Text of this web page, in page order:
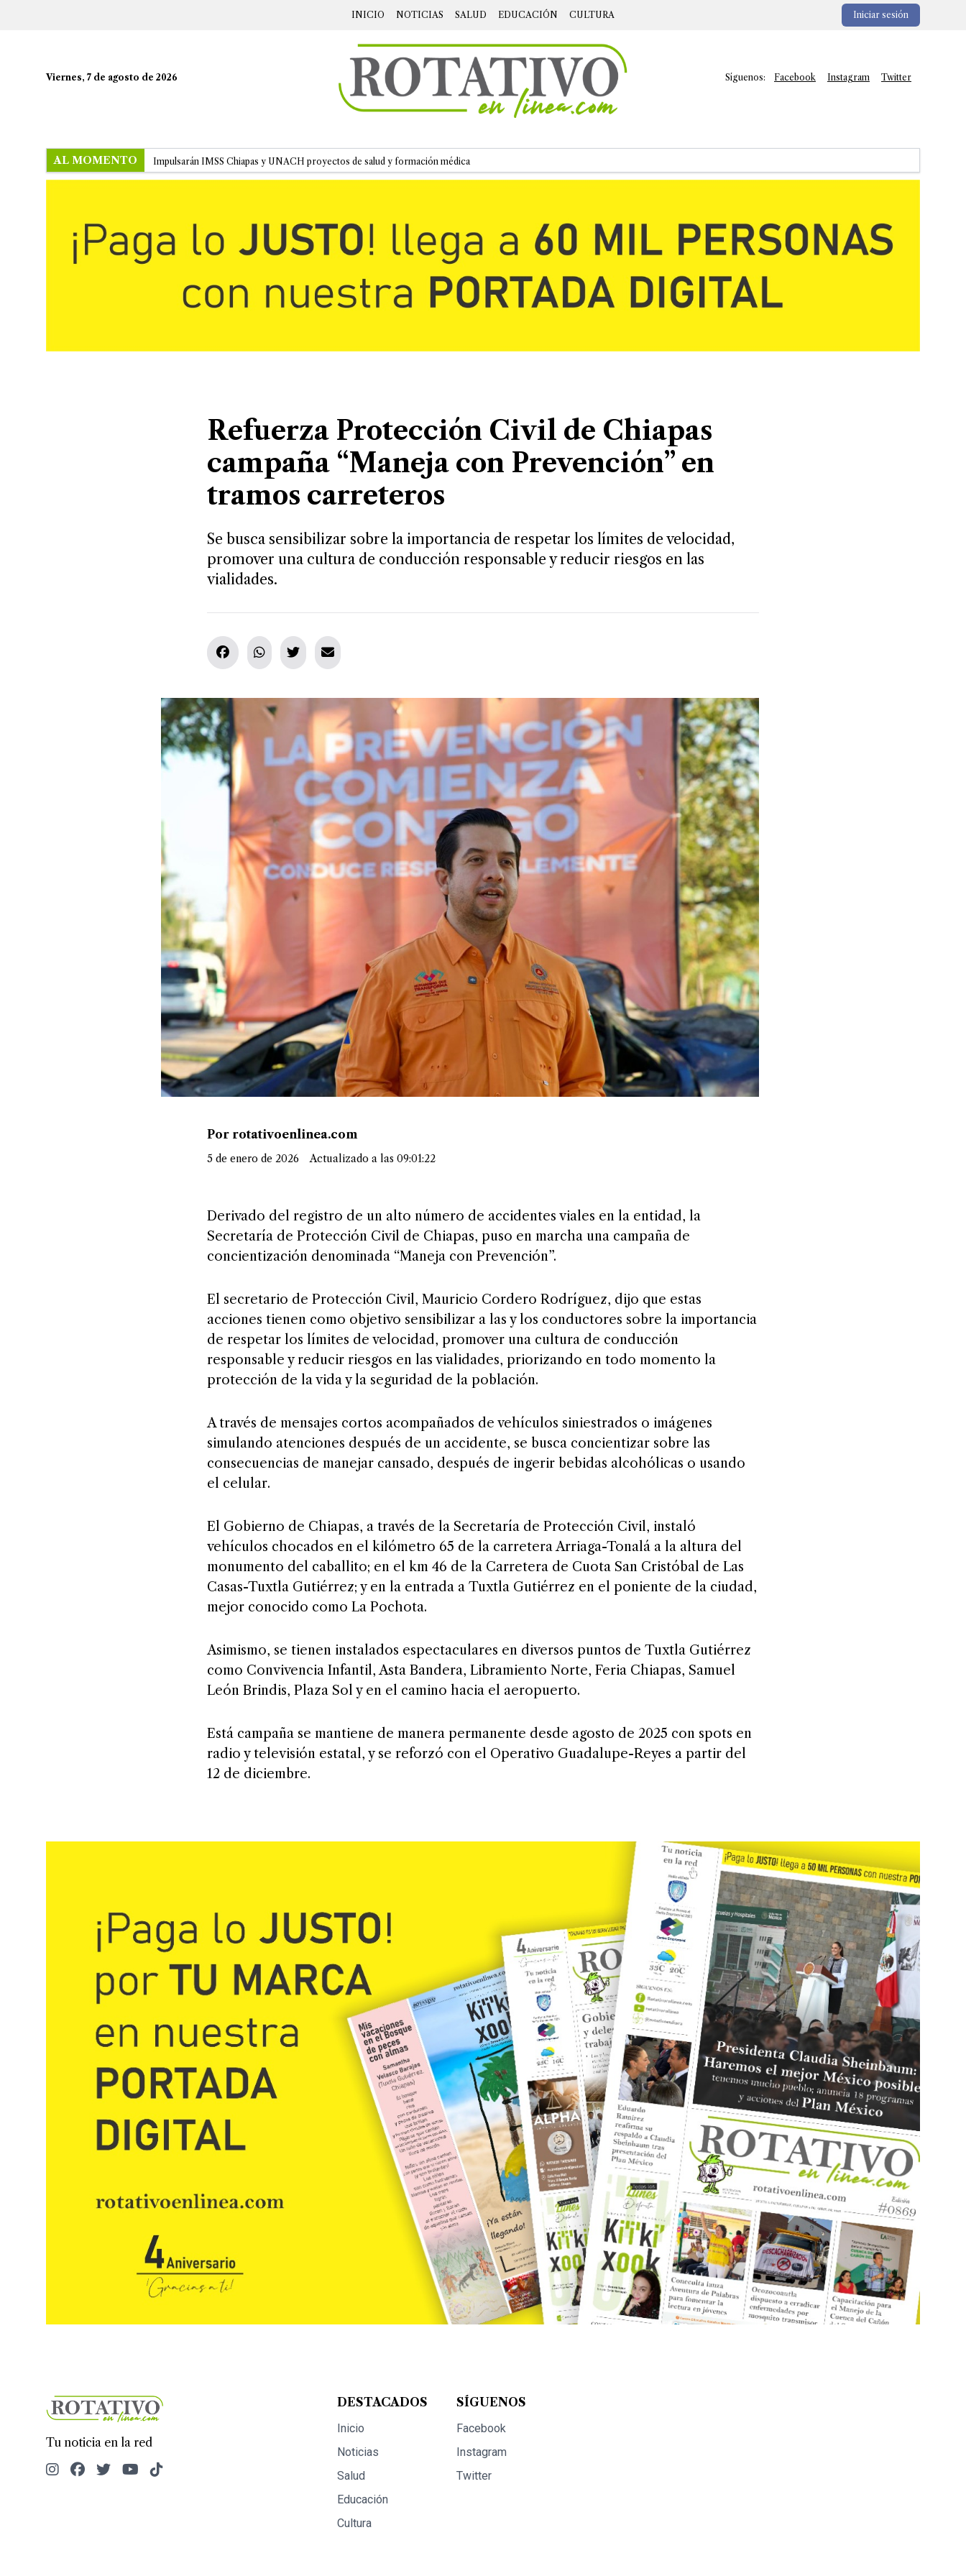
INICIO NOTICIAS SALUD EDUCACIÓN CULTURA Iniciar sesión
Viernes, 7 de agosto de 2026 Síguenos: Facebook Instagram Twitter
AL MOMENTO Impulsarán IMSS Chiapas y UNACH proyectos de salud y formación médica
Refuerza Protección Civil de Chiapas
campaña “Maneja con Prevención” en
tramos carreteros
Se busca sensibilizar sobre la importancia de respetar los límites de velocidad,
promover una cultura de conducción responsable y reducir riesgos en las
vialidades.
Por rotativoenlinea.com
5 de enero de 2026 Actualizado a las 09:01:22
Derivado del registro de un alto número de accidentes viales en la entidad, la
Secretaría de Protección Civil de Chiapas, puso en marcha una campaña de
concientización denominada “Maneja con Prevención”.
El secretario de Protección Civil, Mauricio Cordero Rodríguez, dijo que estas
acciones tienen como objetivo sensibilizar a las y los conductores sobre la importancia
de respetar los límites de velocidad, promover una cultura de conducción
responsable y reducir riesgos en las vialidades, priorizando en todo momento la
protección de la vida y la seguridad de la población.
A través de mensajes cortos acompañados de vehículos siniestrados o imágenes
simulando atenciones después de un accidente, se busca concientizar sobre las
consecuencias de manejar cansado, después de ingerir bebidas alcohólicas o usando
el celular.
El Gobierno de Chiapas, a través de la Secretaría de Protección Civil, instaló
vehículos chocados en el kilómetro 65 de la carretera Arriaga-Tonalá a la altura del
monumento del caballito; en el km 46 de la Carretera de Cuota San Cristóbal de Las
Casas-Tuxtla Gutiérrez; y en la entrada a Tuxtla Gutiérrez en el poniente de la ciudad,
mejor conocido como La Pochota.
Asimismo, se tienen instalados espectaculares en diversos puntos de Tuxtla Gutiérrez
como Convivencia Infantil, Asta Bandera, Libramiento Norte, Feria Chiapas, Samuel
León Brindis, Plaza Sol y en el camino hacia el aeropuerto.
Está campaña se mantiene de manera permanente desde agosto de 2025 con spots en
radio y televisión estatal, y se reforzó con el Operativo Guadalupe-Reyes a partir del
12 de diciembre.
Tu noticia en la red
DESTACADOS
Inicio
Noticias
Salud
Educación
Cultura
SÍGUENOS
Facebook
Instagram
Twitter